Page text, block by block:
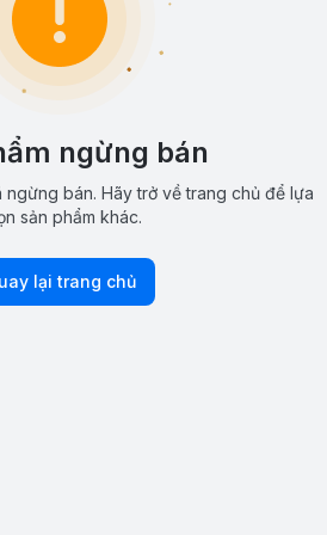
ngừng bán
ngừng bán. Hãy trở về trang chủ để lựa
sản phẩm khác.
lại trang chủ